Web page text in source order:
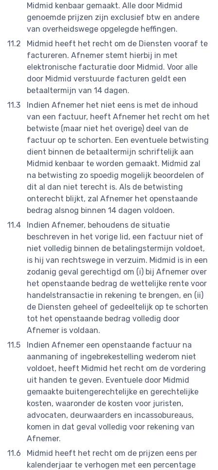
Midmid kenbaar gemaakt. Alle door Midmid
genoemde prijzen zijn exclusief btw en andere
van overheidswege opgelegde heffingen.
Midmid heeft het recht om de Diensten vooraf te
factureren. Afnemer stemt hierbij in met
elektronische facturatie door Midmid. Voor alle
door Midmid verstuurde facturen geldt een
betaaltermijn van 14 dagen.
Indien Afnemer het niet eens is met de inhoud
van een factuur, heeft Afnemer het recht om het
betwiste (maar niet het overige) deel van de
factuur op te schorten. Een eventuele betwisting
dient binnen de betaaltermijn schriftelijk aan
Midmid kenbaar te worden gemaakt. Midmid zal
na betwisting zo spoedig mogelijk beoordelen of
dit al dan niet terecht is. Als de betwisting
onterecht blijkt, zal Afnemer het openstaande
bedrag alsnog binnen 14 dagen voldoen.
Indien Afnemer, behoudens de situatie
beschreven in het vorige lid, een factuur niet of
niet volledig binnen de betalingstermijn voldoet,
is hij van rechtswege in verzuim. Midmid is in een
zodanig geval gerechtigd om (i) bij Afnemer over
het openstaande bedrag de wettelijke rente voor
handelstransactie in rekening te brengen, en (ii)
de Diensten geheel of gedeeltelijk op te schorten
tot het openstaande bedrag volledig door
Afnemer is voldaan.
Indien Afnemer een openstaande factuur na
aanmaning of ingebrekestelling wederom niet
voldoet, heeft Midmid het recht om de vordering
uit handen te geven. Eventuele door Midmid
gemaakte buitengerechtelijke en gerechtelijke
kosten, waaronder de kosten voor juristen,
advocaten, deurwaarders en incassobureaus,
komen in dat geval volledig voor rekening van
Afnemer.
Midmid heeft het recht om de prijzen eens per
kalenderjaar te verhogen met een percentage